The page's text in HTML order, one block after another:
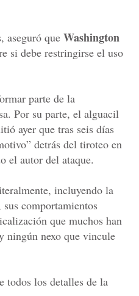
aseguró que Washington
si debe restringirse el uso
parte de la
Por su parte, el alguacil
ayer que tras seis días
detrás del tiroteo en
el autor del ataque.
incluyendo la
comportamientos
que muchos han
ningún nexo que vincule
todos los detalles de la